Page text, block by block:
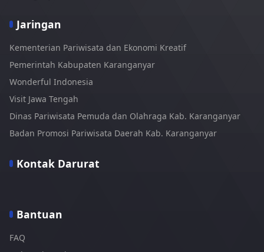
Jaringan
Kementerian Pariwisata dan Ekonomi Kreatif
Pemerintah Kabupaten Karanganyar
Wonderful Indonesia
Visit Jawa Tengah
Dinas Pariwisata Pemuda dan Olahraga Kab. Karanganyar
Badan Promosi Pariwisata Daerah Kab. Karanganyar
Kontak Darurat
Bantuan
FAQ